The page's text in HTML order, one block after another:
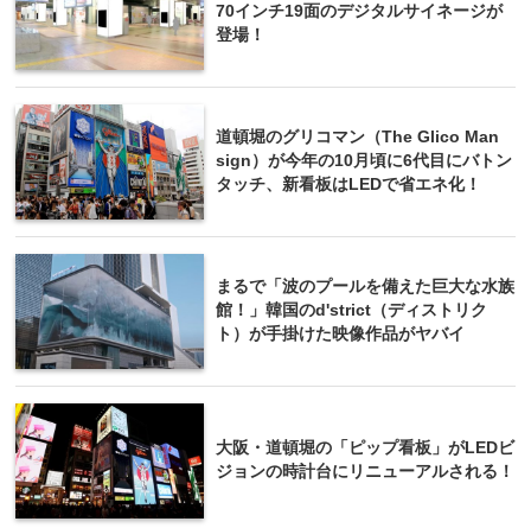
70インチ19面のデジタルサイネージが
登場！
道頓堀のグリコマン（The Glico Man
sign）が今年の10月頃に6代目にバトン
タッチ、新看板はLEDで省エネ化！
まるで「波のプールを備えた巨大な水族
館！」韓国のd'strict（ディストリク
ト）が手掛けた映像作品がヤバイ
大阪・道頓堀の「ピップ看板」がLEDビ
ジョンの時計台にリニューアルされる！